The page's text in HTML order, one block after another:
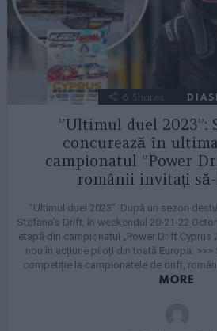
6 Shares
”Ultimul duel 2023”:
concurează în
campionatul ”Power
românii invitați
”Ultimul duel 2023”. După un sezon
Stefano’s Drift, în weekendul 20-21-22
etapă din campionatul „Power Drift Cyprus
nou în acțiune piloți din toată Europa.
competiție la campionatele de drift,
MORE